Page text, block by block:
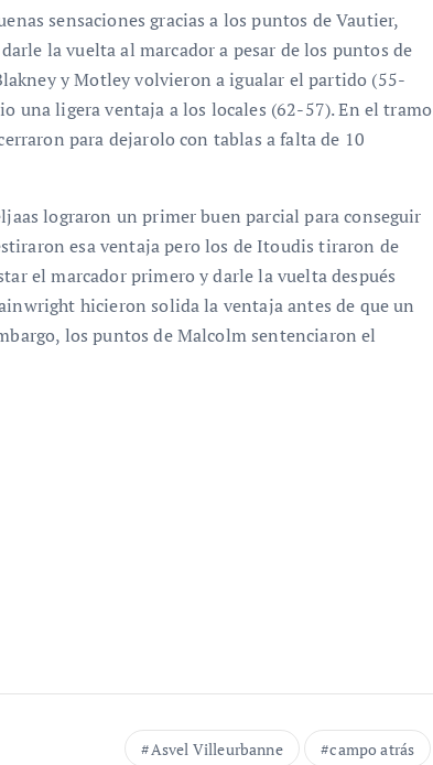
sensaciones gracias a los puntos de Vautier,
la vuelta al marcador a pesar de los puntos de
y Motley volvieron a igualar el partido (55-
una ligera ventaja a los locales (62-57). En el tramo
para dejarolo con tablas a falta de 10
lograron un primer buen parcial para conseguir
esa ventaja pero los de Itoudis tiraron de
el marcador primero y darle la vuelta después
hicieron solida la ventaja antes de que un
los puntos de Malcolm sentenciaron el
Asvel Villeurbanne
campo atrás